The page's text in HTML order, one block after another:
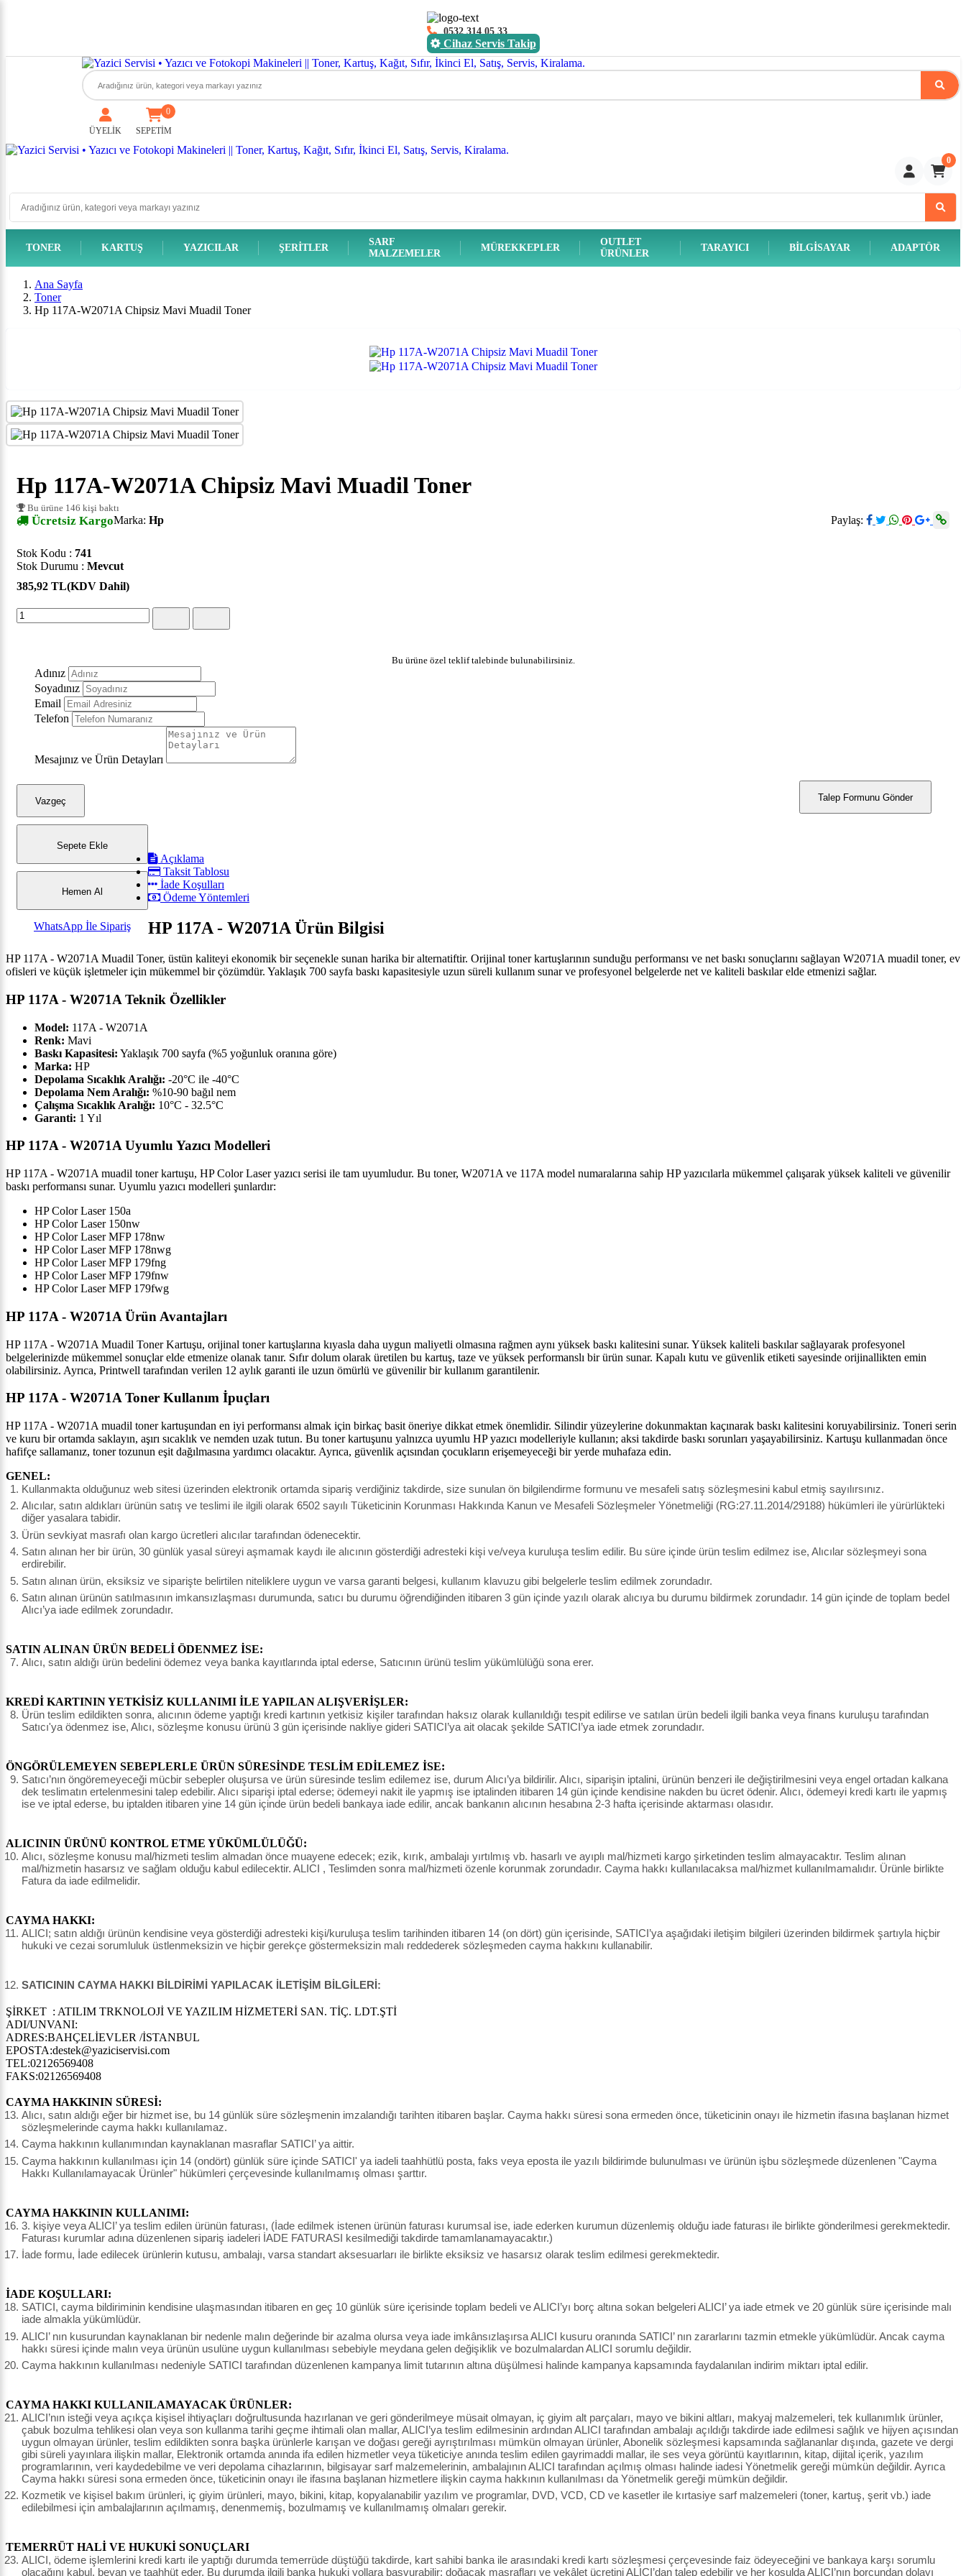
0532 314 05 33
Cihaz Servis Takip
ÜYELİK SEPETİM
0
0
TONER KARTUŞ YAZICILAR ŞERITLER
SARF
MALZEMELER
MÜREKKEPLER
OUTLET
ÜRÜNLER
TARAYICI BILGISAYAR ADAPTÖR
Ana Sayfa
Toner
Hp 117A-W2071A Chipsiz Mavi Muadil Toner
Hp 117A-W2071A Chipsiz Mavi Muadil Toner
Bu ürüne 146 kişi baktı
Ücretsiz Kargo Paylaş:
Marka: Hp
Stok Kodu : 741
Stok Durumu : Mevcut
385,92 TL(KDV Dahil)
Bu ürüne özel teklif talebinde bulunabilirsiniz.
Adınız
Soyadınız
Email
Telefon
Mesajınız ve Ürün Detayları
Talep Formunu Gönder
Vazgeç
Sepete Ekle
Hemen Al
WhatsApp İle Sipariş
Açıklama
Taksit Tablosu
İade Koşulları
Ödeme Yöntemleri
HP 117A - W2071A Ürün Bilgisi
HP 117A - W2071A Muadil Toner, üstün kaliteyi ekonomik bir seçenekle sunan harika bir alternatiftir. Orijinal toner kartuşlarının sunduğu performansı ve net baskı sonuçlarını sağlayan W2071A muadil toner, ev
ofisleri ve küçük işletmeler için mükemmel bir çözümdür. Yaklaşık 700 sayfa baskı kapasitesiyle uzun süreli kullanım sunar ve profesyonel belgelerde net ve kaliteli baskılar elde etmenizi sağlar.
HP 117A - W2071A Teknik Özellikler
Model: 117A - W2071A
Renk: Mavi
Baskı Kapasitesi: Yaklaşık 700 sayfa (%5 yoğunluk oranına göre)
Marka: HP
Depolama Sıcaklık Aralığı: -20°C ile -40°C
Depolama Nem Aralığı: %10-90 bağıl nem
Çalışma Sıcaklık Aralığı: 10°C - 32.5°C
Garanti: 1 Yıl
HP 117A - W2071A Uyumlu Yazıcı Modelleri
HP 117A - W2071A muadil toner kartuşu, HP Color Laser yazıcı serisi ile tam uyumludur. Bu toner, W2071A ve 117A model numaralarına sahip HP yazıcılarla mükemmel çalışarak yüksek kaliteli ve güvenilir
baskı performansı sunar. Uyumlu yazıcı modelleri şunlardır:
HP Color Laser 150a
HP Color Laser 150nw
HP Color Laser MFP 178nw
HP Color Laser MFP 178nwg
HP Color Laser MFP 179fng
HP Color Laser MFP 179fnw
HP Color Laser MFP 179fwg
HP 117A - W2071A Ürün Avantajları
HP 117A - W2071A Muadil Toner Kartuşu, orijinal toner kartuşlarına kıyasla daha uygun maliyetli olmasına rağmen aynı yüksek baskı kalitesini sunar. Yüksek kaliteli baskılar sağlayarak profesyonel
belgelerinizde mükemmel sonuçlar elde etmenize olanak tanır. Sıfır dolum olarak üretilen bu kartuş, taze ve yüksek performanslı bir ürün sunar. Kapalı kutu ve güvenlik etiketi sayesinde orijinallikten emin
olabilirsiniz. Ayrıca, Printwell tarafından verilen 12 aylık garanti ile uzun ömürlü ve güvenilir bir kullanım garantilenir.
HP 117A - W2071A Toner Kullanım İpuçları
HP 117A - W2071A muadil toner kartuşundan en iyi performansı almak için birkaç basit öneriye dikkat etmek önemlidir. Silindir yüzeylerine dokunmaktan kaçınarak baskı kalitesini koruyabilirsiniz. Toneri serin
ve kuru bir ortamda saklayın, aşırı sıcaklık ve nemden uzak tutun. Bu toner kartuşunu yalnızca uyumlu HP yazıcı modelleriyle kullanın; aksi takdirde baskı sorunları yaşayabilirsiniz. Kartuşu kullanmadan önce
hafifçe sallamanız, toner tozunun eşit dağılmasına yardımcı olacaktır. Ayrıca, güvenlik açısından çocukların erişemeyeceği bir yerde muhafaza edin.
GENEL:
Kullanmakta olduğunuz web sitesi üzerinden elektronik ortamda sipariş verdiğiniz takdirde, size sunulan ön bilgilendirme formunu ve mesafeli satış sözleşmesini kabul etmiş sayılırsınız.
Alıcılar, satın aldıkları ürünün satış ve teslimi ile ilgili olarak 6502 sayılı Tüketicinin Korunması Hakkında Kanun ve Mesafeli Sözleşmeler Yönetmeliği (RG:27.11.2014/29188) hükümleri ile yürürlükteki
diğer yasalara tabidir.
Ürün sevkiyat masrafı olan kargo ücretleri alıcılar tarafından ödenecektir.
Satın alınan her bir ürün, 30 günlük yasal süreyi aşmamak kaydı ile alıcının gösterdiği adresteki kişi ve/veya kuruluşa teslim edilir. Bu süre içinde ürün teslim edilmez ise, Alıcılar sözleşmeyi sona
erdirebilir.
Satın alınan ürün, eksiksiz ve siparişte belirtilen niteliklere uygun ve varsa garanti belgesi, kullanım klavuzu gibi belgelerle teslim edilmek zorundadır.
Satın alınan ürünün satılmasının imkansızlaşması durumunda, satıcı bu durumu öğrendiğinden itibaren 3 gün içinde yazılı olarak alıcıya bu durumu bildirmek zorundadır. 14 gün içinde de toplam bedel
Alıcı’ya iade edilmek zorundadır.
SATIN ALINAN ÜRÜN BEDELİ ÖDENMEZ İSE:
Alıcı, satın aldığı ürün bedelini ödemez veya banka kayıtlarında iptal ederse, Satıcının ürünü teslim yükümlülüğü sona erer.
KREDİ KARTININ YETKİSİZ KULLANIMI İLE YAPILAN ALIŞVERİŞLER:
Ürün teslim edildikten sonra, alıcının ödeme yaptığı kredi kartının yetkisiz kişiler tarafından haksız olarak kullanıldığı tespit edilirse ve satılan ürün bedeli ilgili banka veya finans kuruluşu tarafından
Satıcı'ya ödenmez ise, Alıcı, sözleşme konusu ürünü 3 gün içerisinde nakliye gideri SATICI’ya ait olacak şekilde SATICI’ya iade etmek zorundadır.
ÖNGÖRÜLEMEYEN SEBEPLERLE ÜRÜN SÜRESİNDE TESLİM EDİLEMEZ İSE:
Satıcı’nın öngöremeyeceği mücbir sebepler oluşursa ve ürün süresinde teslim edilemez ise, durum Alıcı’ya bildirilir. Alıcı, siparişin iptalini, ürünün benzeri ile değiştirilmesini veya engel ortadan kalkana
dek teslimatın ertelenmesini talep edebilir. Alıcı siparişi iptal ederse; ödemeyi nakit ile yapmış ise iptalinden itibaren 14 gün içinde kendisine nakden bu ücret ödenir. Alıcı, ödemeyi kredi kartı ile yapmış
ise ve iptal ederse, bu iptalden itibaren yine 14 gün içinde ürün bedeli bankaya iade edilir, ancak bankanın alıcının hesabına 2-3 hafta içerisinde aktarması olasıdır.
ALICININ ÜRÜNÜ KONTROL ETME YÜKÜMLÜLÜĞÜ:
Alıcı, sözleşme konusu mal/hizmeti teslim almadan önce muayene edecek; ezik, kırık, ambalajı yırtılmış vb. hasarlı ve ayıplı mal/hizmeti kargo şirketinden teslim almayacaktır. Teslim alınan
mal/hizmetin hasarsız ve sağlam olduğu kabul edilecektir. ALICI , Teslimden sonra mal/hizmeti özenle korunmak zorundadır. Cayma hakkı kullanılacaksa mal/hizmet kullanılmamalıdır. Ürünle birlikte
Fatura da iade edilmelidir.
CAYMA HAKKI:
ALICI; satın aldığı ürünün kendisine veya gösterdiği adresteki kişi/kuruluşa teslim tarihinden itibaren 14 (on dört) gün içerisinde, SATICI’ya aşağıdaki iletişim bilgileri üzerinden bildirmek şartıyla hiçbir
hukuki ve cezai sorumluluk üstlenmeksizin ve hiçbir gerekçe göstermeksizin malı reddederek sözleşmeden cayma hakkını kullanabilir.
SATICININ CAYMA HAKKI BİLDİRİMİ YAPILACAK İLETİŞİM BİLGİLERİ:
ŞİRKET : ATILIM TRKNOLOJİ VE YAZILIM HİZMETERİ SAN. TİÇ. LDT.ŞTİ
ADI/UNVANI:
ADRES:BAHÇELİEVLER /İSTANBUL
EPOSTA:destek@yaziciservisi.com
TEL:02126569408
FAKS:02126569408
CAYMA HAKKININ SÜRESİ:
Alıcı, satın aldığı eğer bir hizmet ise, bu 14 günlük süre sözleşmenin imzalandığı tarihten itibaren başlar. Cayma hakkı süresi sona ermeden önce, tüketicinin onayı ile hizmetin ifasına başlanan hizmet
sözleşmelerinde cayma hakkı kullanılamaz.
Cayma hakkının kullanımından kaynaklanan masraflar SATICI’ ya aittir.
Cayma hakkının kullanılması için 14 (ondört) günlük süre içinde SATICI' ya iadeli taahhütlü posta, faks veya eposta ile yazılı bildirimde bulunulması ve ürünün işbu sözleşmede düzenlenen "Cayma
Hakkı Kullanılamayacak Ürünler" hükümleri çerçevesinde kullanılmamış olması şarttır.
CAYMA HAKKININ KULLANIMI:
3. kişiye veya ALICI’ ya teslim edilen ürünün faturası, (İade edilmek istenen ürünün faturası kurumsal ise, iade ederken kurumun düzenlemiş olduğu iade faturası ile birlikte gönderilmesi gerekmektedir.
Faturası kurumlar adına düzenlenen sipariş iadeleri İADE FATURASI kesilmediği takdirde tamamlanamayacaktır.)
İade formu, İade edilecek ürünlerin kutusu, ambalajı, varsa standart aksesuarları ile birlikte eksiksiz ve hasarsız olarak teslim edilmesi gerekmektedir.
İADE KOŞULLARI:
SATICI, cayma bildiriminin kendisine ulaşmasından itibaren en geç 10 günlük süre içerisinde toplam bedeli ve ALICI’yı borç altına sokan belgeleri ALICI’ ya iade etmek ve 20 günlük süre içerisinde malı
iade almakla yükümlüdür.
ALICI’ nın kusurundan kaynaklanan bir nedenle malın değerinde bir azalma olursa veya iade imkânsızlaşırsa ALICI kusuru oranında SATICI’ nın zararlarını tazmin etmekle yükümlüdür. Ancak cayma
hakkı süresi içinde malın veya ürünün usulüne uygun kullanılması sebebiyle meydana gelen değişiklik ve bozulmalardan ALICI sorumlu değildir.
Cayma hakkının kullanılması nedeniyle SATICI tarafından düzenlenen kampanya limit tutarının altına düşülmesi halinde kampanya kapsamında faydalanılan indirim miktarı iptal edilir.
CAYMA HAKKI KULLANILAMAYACAK ÜRÜNLER:
ALICI’nın isteği veya açıkça kişisel ihtiyaçları doğrultusunda hazırlanan ve geri gönderilmeye müsait olmayan, iç giyim alt parçaları, mayo ve bikini altları, makyaj malzemeleri, tek kullanımlık ürünler,
çabuk bozulma tehlikesi olan veya son kullanma tarihi geçme ihtimali olan mallar, ALICI’ya teslim edilmesinin ardından ALICI tarafından ambalajı açıldığı takdirde iade edilmesi sağlık ve hijyen açısından
uygun olmayan ürünler, teslim edildikten sonra başka ürünlerle karışan ve doğası gereği ayrıştırılması mümkün olmayan ürünler, Abonelik sözleşmesi kapsamında sağlananlar dışında, gazete ve dergi
gibi süreli yayınlara ilişkin mallar, Elektronik ortamda anında ifa edilen hizmetler veya tüketiciye anında teslim edilen gayrimaddi mallar, ile ses veya görüntü kayıtlarının, kitap, dijital içerik, yazılım
programlarının, veri kaydedebilme ve veri depolama cihazlarının, bilgisayar sarf malzemelerinin, ambalajının ALICI tarafından açılmış olması halinde iadesi Yönetmelik gereği mümkün değildir. Ayrıca
Cayma hakkı süresi sona ermeden önce, tüketicinin onayı ile ifasına başlanan hizmetlere ilişkin cayma hakkının kullanılması da Yönetmelik gereği mümkün değildir.
Kozmetik ve kişisel bakım ürünleri, iç giyim ürünleri, mayo, bikini, kitap, kopyalanabilir yazılım ve programlar, DVD, VCD, CD ve kasetler ile kırtasiye sarf malzemeleri (toner, kartuş, şerit vb.) iade
edilebilmesi için ambalajlarının açılmamış, denenmemiş, bozulmamış ve kullanılmamış olmaları gerekir.
TEMERRÜT HALİ VE HUKUKİ SONUÇLARI
ALICI, ödeme işlemlerini kredi kartı ile yaptığı durumda temerrüde düştüğü takdirde, kart sahibi banka ile arasındaki kredi kartı sözleşmesi çerçevesinde faiz ödeyeceğini ve bankaya karşı sorumlu
olacağını kabul, beyan ve taahhüt eder. Bu durumda ilgili banka hukuki yollara başvurabilir; doğacak masrafları ve vekâlet ücretini ALICI’dan talep edebilir ve her koşulda ALICI’nın borcundan dolayı